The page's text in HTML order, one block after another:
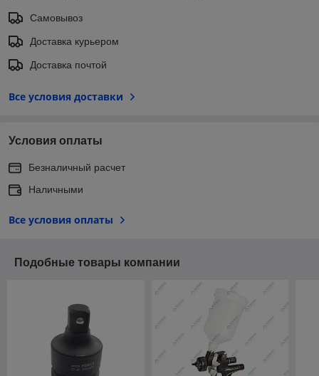
Самовывоз
Доставка курьером
Доставка почтой
Все условия доставки
Условия оплаты
Безналичный расчет
Наличными
Все условия оплаты
Подобные товары компании